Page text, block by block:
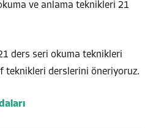
ve anlama teknikleri 21
ders seri okuma teknikleri
teknikleri derslerini öneriyoruz.